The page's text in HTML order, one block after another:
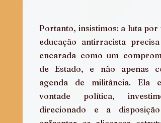
Portanto, insistimos: a luta por
educação antirracista precisa
encarada como um
de Estado, e não apenas
agenda de militância. Ela
vontade política,
direcionado e a disposição